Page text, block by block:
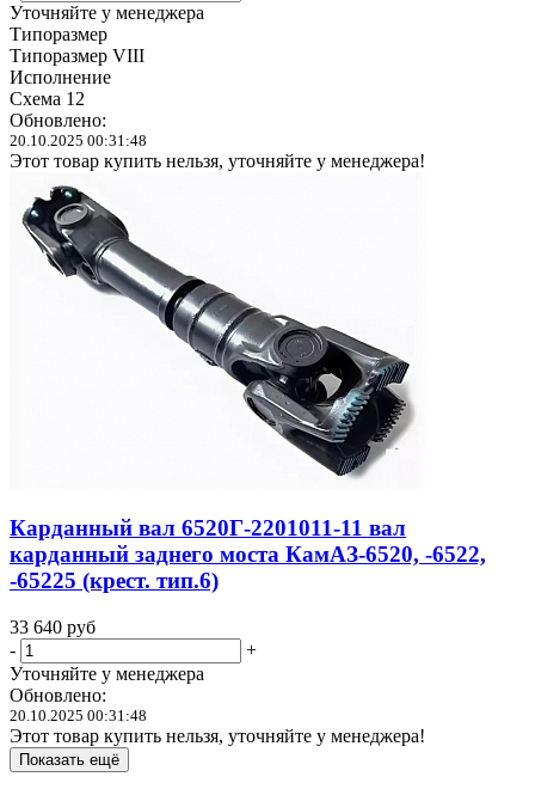
Уточняйте у менеджера
Типоразмер
Типоразмер VIII
Исполнение
Схема 12
Обновлено:
20.10.2025 00:31:48
Этот товар купить нельзя, уточняйте у менеджера!
Карданный вал 6520Г-2201011-11 вал
карданный заднего моста КамАЗ-6520, -6522,
-65225 (крест. тип.6)
33 640 руб
-
+
Уточняйте у менеджера
Обновлено:
20.10.2025 00:31:48
Этот товар купить нельзя, уточняйте у менеджера!
Показать ещё